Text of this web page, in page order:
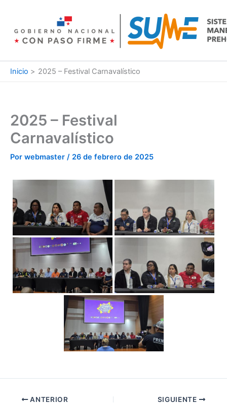
contenido
Inicio 2025 – Festival Carnavalístico
2025 – Festival
Carnavalístico
Por webmaster / 26 de febrero de 2025
ANTERIOR SIGUIENTE